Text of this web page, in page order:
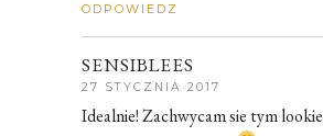
ODPOWIEDZ
SENSIBLEES
27 STYCZNIA 2017
Idealnie! Zachwycam sie tym